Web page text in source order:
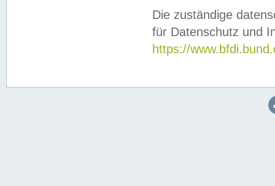
Die zuständige
für Datenschutz und
https://